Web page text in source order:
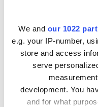
We and our 1022
e.g. your IP-number,
store and access
serve
development. You
and for what